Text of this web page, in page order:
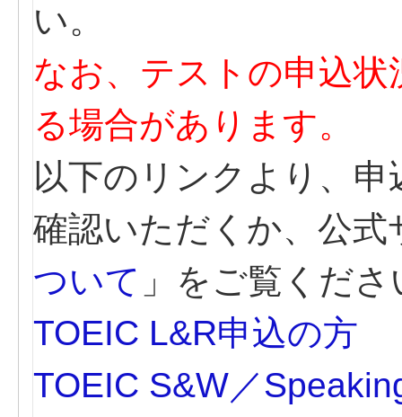
い。
なお、テストの申込
る場合があります。
以下のリンクより、
確認いただくか、公式
ついて 」をご覧くださ
TOEIC L&R申込の方
TOEIC S&W／